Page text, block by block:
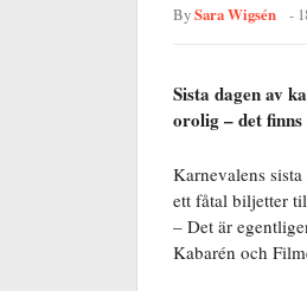
BySara Wigsén -
Sista dagen av
orolig – det
Karnevalens
ett fåtal biljetter
– Det är
Kabarén och